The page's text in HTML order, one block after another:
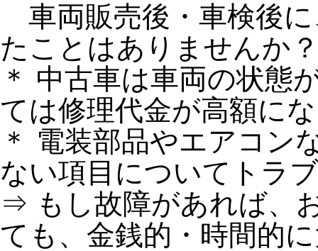
車両販売後・車検後
たことはありませんか
＊ 中古車は車両の状態
ては修理代金が高額に
＊ 電装部品やエアコン
ない項目についてトラ
⇒ もし故障があれば、
ても、金銭的・時間的